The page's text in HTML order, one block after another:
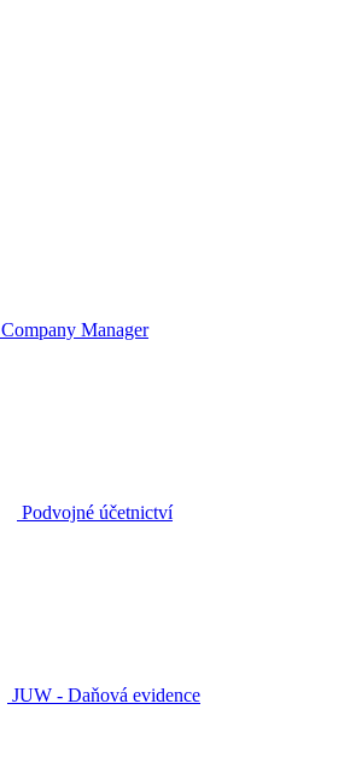
Company Manager
Podvojné účetnictví
JUW - Daňová evidence